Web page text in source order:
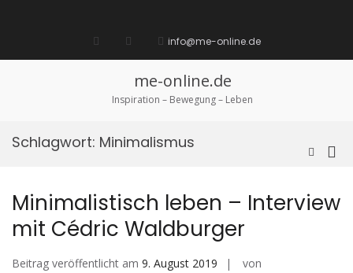
biete
/
Ich
suche
diese
Seite
info@me-online.de
me-online.de
Inspiration – Bewegung – Leben
Such-
Schlagwort: Minimalismus
Minimalistisch leben – Interview
mit Cédric Waldburger
Beitrag veröffentlicht am 9. August 2019
von